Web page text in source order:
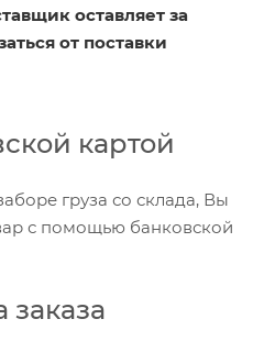
оставляет за
от поставки
картой
груза со склада, Вы
с помощью банковской
заказа